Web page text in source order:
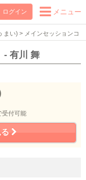
ログイン メニュー
まい) > メインセッションコ
- 有川 舞
受付可能